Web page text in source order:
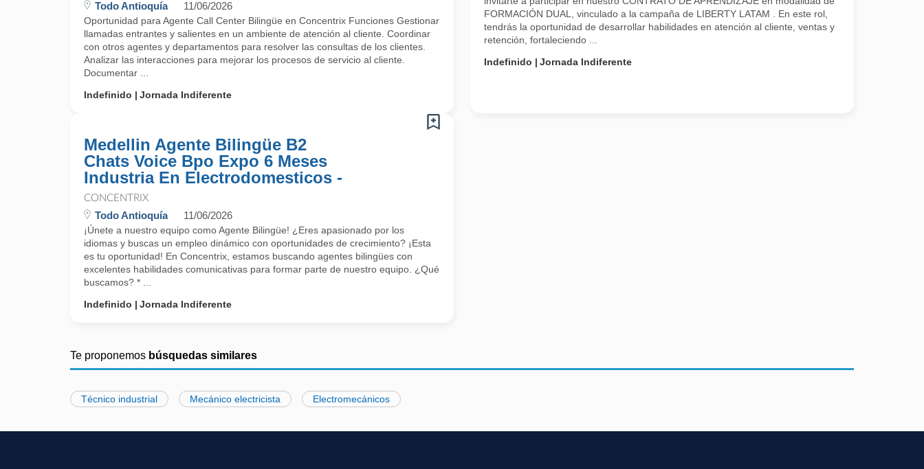
Todo Antioquía 11/06/2026
Oportunidad para Agente Call Center Bilingüe en Concentrix Funciones Gestionar
llamadas entrantes y salientes en un ambiente de atención al cliente. Coordinar
con otros agentes y departamentos para resolver las consultas de los clientes.
Analizar las interacciones para mejorar los procesos de servicio al cliente.
Documentar ...
Indefinido
Jornada Indiferente
FORMACIÓN DUAL, vinculado a la campaña de LIBERTY LATAM . En este rol,
tendrás la oportunidad de desarrollar habilidades en atención al cliente, ventas y
retención, fortaleciendo ...
Indefinido
Jornada Indiferente
Medellin Agente Bilingüe B2
Chats Voice Bpo Expo 6 Meses
Industria En Electrodomesticos -
CONCENTRIX
Todo Antioquía 11/06/2026
¡Únete a nuestro equipo como Agente Bilingüe! ¿Eres apasionado por los
idiomas y buscas un empleo dinámico con oportunidades de crecimiento? ¡Esta
es tu oportunidad! En Concentrix, estamos buscando agentes bilingües con
excelentes habilidades comunicativas para formar parte de nuestro equipo. ¿Qué
buscamos? * ...
Indefinido
Jornada Indiferente
Te proponemos búsquedas similares
Técnico industrial Mecánico electricista Electromecánicos